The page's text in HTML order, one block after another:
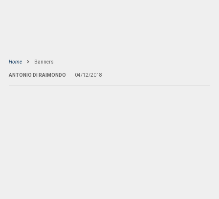
Home Banners
ANTONIO DI RAIMONDO 04/12/2018